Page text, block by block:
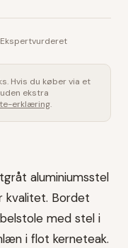
Ekspertvurderet
Hvis du køber via et
ekstra
erklæring.
aluminiumsstel
kvalitet. Bordet
med stel i
i flot kerneteak.